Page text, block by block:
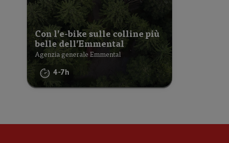
Con l’e-bike sulle colline più
belle dell’Emmental
Agenzia generale Emmental
4-7h